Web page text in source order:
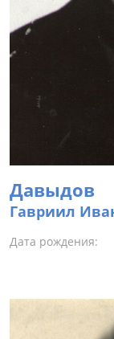
Давыдов
Гавриил
Дата рождения: